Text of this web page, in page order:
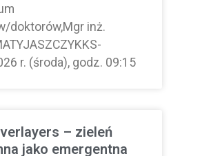
doktorów,Mgr inż.
r. (środa), godz. 09:15
– zieleń
jako emergentna